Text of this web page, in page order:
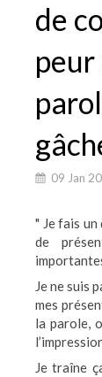
de
peur
09 Jan
" Je fais un
de
Je ne suis
mes
la parole,
Je traîne